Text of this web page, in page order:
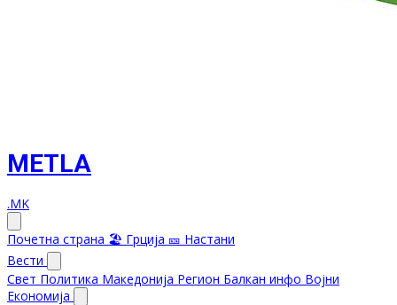
METLA
.MK
Почетна страна 🏖️ Грција 🎫 Настани
Вести
Свет Политика Македонија Регион Балкан инфо Војни
Економија